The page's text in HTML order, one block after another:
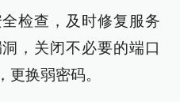
检查，及时修复服务
，关闭不必要的端口
更换弱密码。